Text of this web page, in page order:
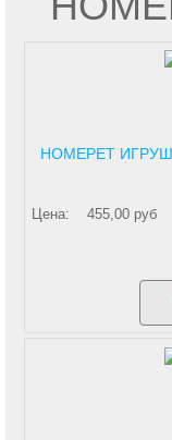
HOMEPET
Цена: 455,00 руб